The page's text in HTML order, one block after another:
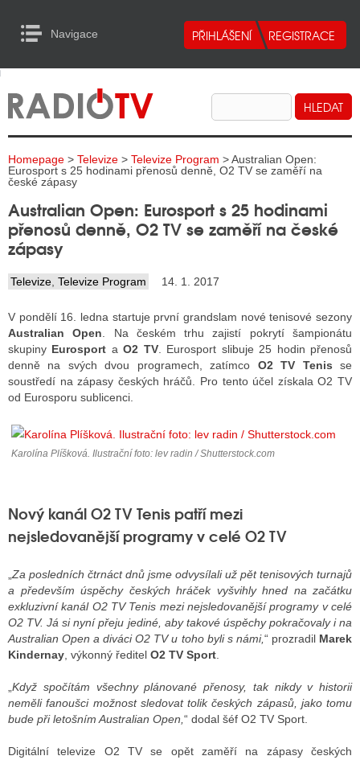
Navigace
RADIA
TELEVIZE
INTERNET
RADIA
RÁDIÍ
RÁDIÍ
VYSÍLAČE
INTERNET
STRÁNKY RÁDIÍ
STRÁNKY TV
TISK
to Content
Homepage > Televize > Televize Program > Australian Open:
Eurosport s 25 hodinami přenosů denně, O2 TV se zaměří na
české zápasy
Australian Open: Eurosport s 25 hodinami
přenosů denně, O2 TV se zaměří na české
zápasy
Televize Televize Program 14. 1. 2017
V pondělí 16. ledna startuje první grandslam nové tenisové sezony
Australian Open . Na českém trhu zajistí pokrytí šampionátu
skupiny Eurosport aO2 TV. Eurosport slibuje 25 hodin přenosů
denně na svých dvou programech, zatímco O2 TV Tenis se
soustředí na zápasy českých hráčů. Pro tento účel získala O2 TV
od Eurosporu sublicenci.
Karolína Plíšková. Ilustrační foto: lev radin / Shutterstock.com
Nový kanál O2 TV Tenis patří mezi
nejsledovanější programy v celé O2 TV
Za posledních čtrnáct dnů jsme odvysílali už pět tenisových turnajů
a především úspěchy českých hráček vyšvihly hned na začátku
exkluzivní kanál O2 TV Tenis mezi nejsledovanější programy v celé
O2 TV. Já si nyní přeju jediné, aby takové úspěchy pokračovaly i na
Australian Open a diváci O2 TV u toho byli s námi,“ prozradil Marek
Kindernay , výkonný ředitel O2 TV Sport
Když spočítám všechny plánované přenosy, tak nikdy v historii
neměli fanoušci možnost sledovat tolik českých zápasů, jako tomu
bude při letošním Australian Open, “ dodal šéf O2 TV Sport.
Digitální televize O2 TV se opět zaměří na zápasy českých